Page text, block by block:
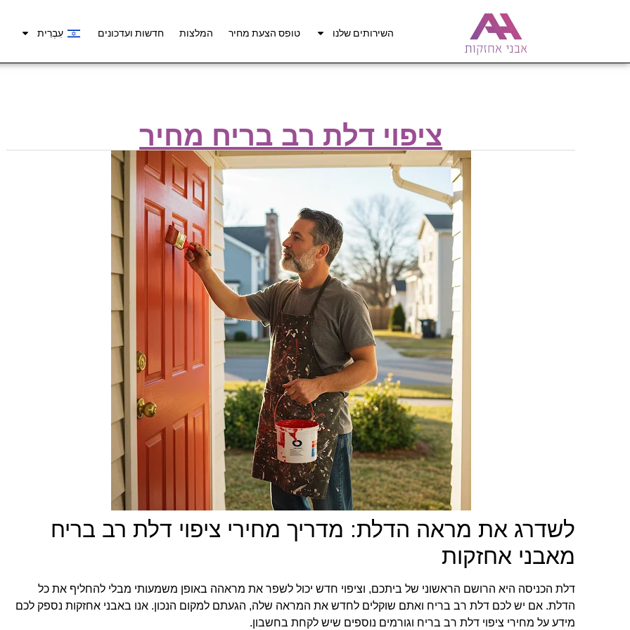
השירותים שלנו טופס הצעת מחיר המלצות חדשות ועדכונים עִבְרִית
ציפוי דלת רב בריח מחיר
לשדרג את מראה הדלת: מדריך מחירי ציפוי דלת רב בריח
מאבני אחזקות
דלת הכניסה היא הרושם הראשוני של ביתכם, וציפוי חדש יכול לשפר את מראהה באופן משמעותי מבלי להחליף את כל
הדלת. אם יש לכם דלת רב בריח ואתם שוקלים לחדש את המראה שלה, הגעתם למקום הנכון. אנו באבני אחזקות נספק לכם
מידע על מחירי ציפוי דלת רב בריח וגורמים נוספים שיש לקחת בחשבון.